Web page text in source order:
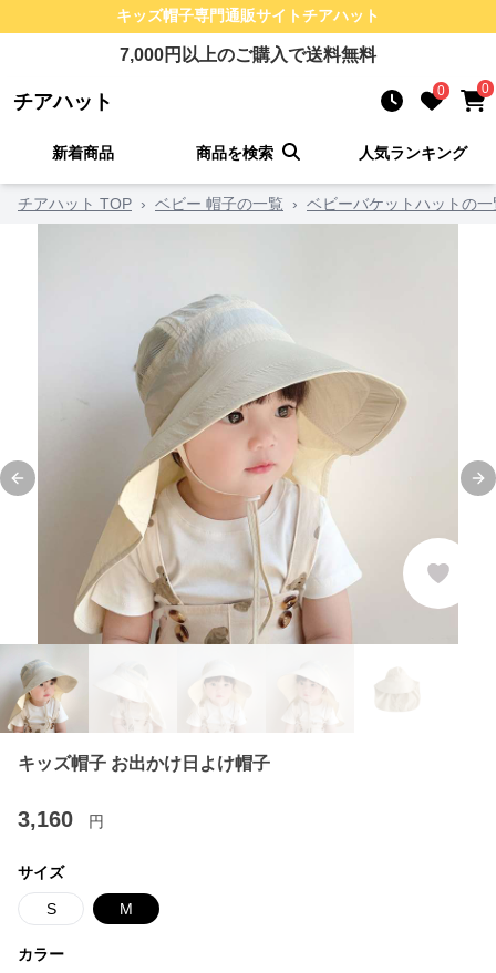
キッズ帽子専門通販サイトチアハット
7,000円以上のご購入で送料無料
チアハット 0 0
新着商品 商品を検索 人気ランキング
チアハット TOP › ベビー 帽子の一覧 › ベビーバケットハットの一
Previous slide
キッズ帽子 お出かけ日よけ帽子
3,160 円
サイズ
S M
カラー